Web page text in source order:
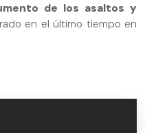
de los asaltos y
en el último tiempo en